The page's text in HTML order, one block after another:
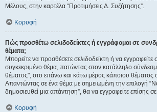
Μέλους, στην καρτέλα “Προτιμήσεις Δ. Συζήτησης”.
Κορυφή
Πώς προσθέτω σελιδοδείκτες ή εγγράφομαι σε
θέματα;
Μπορείτε να προσθέσετε σελιδοδείκτη ή να
συγκεκριμένο θέμα, πατώντας στον κατάλληλο
θέματος", στο επάνω και κάτω μέρος κάποιου θέματος
Απαντώντας σε ένα θέμα με σημειωμένη την επιλογή
δημοσιευθεί μια απάντηση”, θα να εγγραφείτε επίσης
Κορυφή